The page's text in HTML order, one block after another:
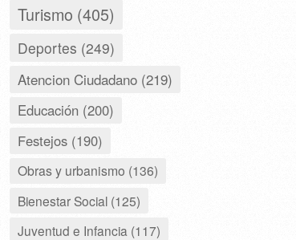
Turismo (405)
Deportes (249)
Atencion Ciudadano (219)
Educación (200)
Festejos (190)
Obras y urbanismo (136)
Bienestar Social (125)
Juventud e Infancia (117)